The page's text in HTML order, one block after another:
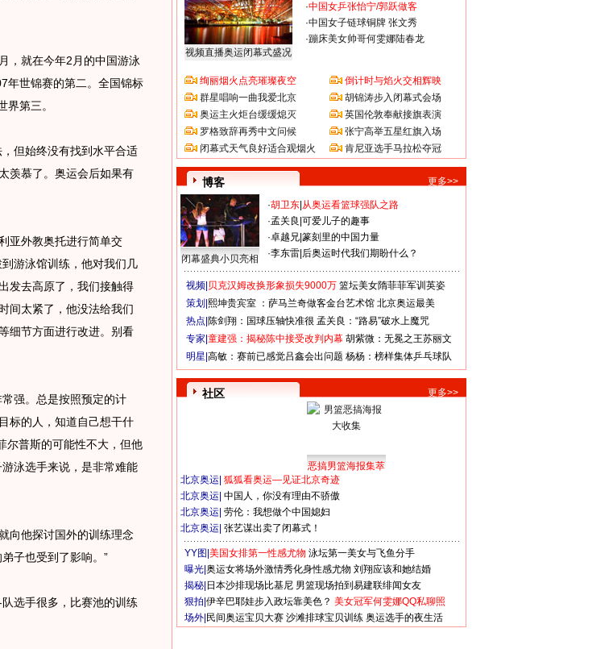
，就在今年2月的中国游泳
年世锦赛的第二。全国锦标
第三。
但始终没有找到水平合适
羡慕了。奥运会后如果有
外教奥托进行简单交
游泳馆训练，他对我们几
发去高原了，我们接触得
间太紧了，他没法给我们
细节方面进行改进。别看
强。总是按照预定的计
标的人，知道自己想干什
尔普斯的可能性不大，但他
泳选手来说，是非常难能
他探讨国外的训练理念
子也受到了影响。”
选手很多，比赛池的训练
视频直播奥运闭幕式盛况
·中国女乒张怡宁/郭跃做客
·中国女子链球铜牌 张文秀
·蹦床美女帅哥何雯娜陆春龙
绚丽烟火点亮璀璨夜空
群星唱响一曲我爱北京
奥运主火炬台缓缓熄灭
罗格致辞再秀中文问候
闭幕式天气良好适合观烟火
倒计时与焰火交相辉映
胡锦涛步入闭幕式会场
英国伦敦奉献接旗表演
张宁高举五星红旗入场
肯尼亚选手马拉松夺冠
博客 更多>>
闭幕盛典小贝亮相
·胡卫东 从奥运看篮球强队之路
·孟关良 可爱儿子的趣事
·卓越兄 篆刻里的中国力量
·李东雷 后奥运时代我们期盼什么？
视频| 贝克汉姆改换形象损失9000万 篮坛美女隋菲菲军训英姿
策划| 熙坤贵宾室 ：萨马兰奇做客金台艺术馆 北京奥运最美
热点| 陈剑翔：国球压轴快准很 孟关良：“路易”破水上魔咒
专家| 童建强：揭秘陈中接受改判内幕 胡紫微：无冕之王苏丽文
明星| 高敏：赛前已感觉吕鑫会出问题 杨杨：榜样集体乒乓球队
社区 更多>>
恶搞男篮海报集萃
北京奥运 狐狐看奥运—见证北京奇迹
北京奥运 中国人，你没有理由不骄傲
北京奥运 劳伦：我想做个中国媳妇
北京奥运 张艺谋出卖了闭幕式！
YY图| 美国女排第一性感尤物 泳坛第一美女与飞鱼分手
曝光| 奥运女将场外激情秀化身性感尤物 刘翔应该和她结婚
揭秘| 日本沙排现场比基尼 男篮现场拍到易建联绯闻女友
狠拍| 伊辛巴耶娃步入政坛靠美色？ 美女冠军何雯娜QQ私聊照
场外| 民间奥运宝贝大赛 沙滩排球宝贝训练 奥运选手的夜生活